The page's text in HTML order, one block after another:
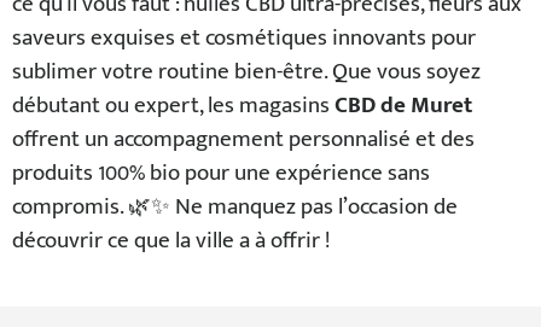
saveurs exquises et cosmétiques innovants pour
sublimer votre routine bien-être. Que vous soyez
débutant ou expert, les magasinsCBD de Muret
offrent un accompagnement personnalisé et des
produits 100% bio pour une expérience sans
compromis. 🌿✨ Ne manquez pas l’occasion de
découvrir ce que la ville a à offrir !